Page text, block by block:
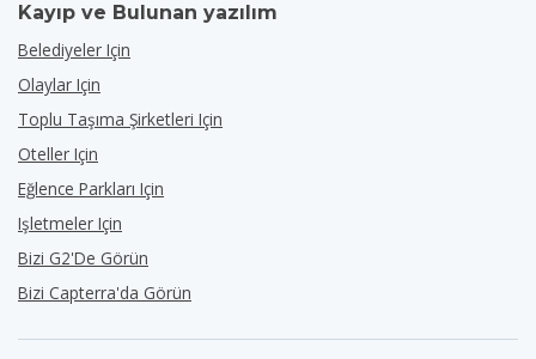
Kayıp ve Bulunan yazılım
Belediyeler Için
Olaylar Için
Toplu Taşıma Şirketleri Için
Oteller Için
Eğlence Parkları Için
Işletmeler Için
Bizi G2'de Görün
Bizi Capterra'da Görün